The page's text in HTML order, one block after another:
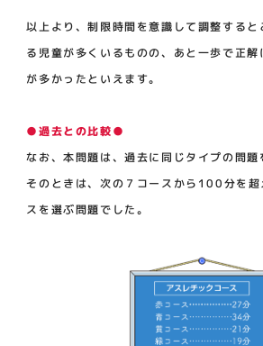
以上より、制限時間を意識して調整すると
る児童が多くいるものの、あと一歩で正
が多かったといえます。
●過去との比較●
なお、本問題は、過去に同じタイプの問題
そのときは、次の７コースから100分を超
スを選ぶ問題でした。